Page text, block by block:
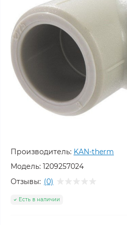
Производитель: KAN-therm
Модель: 1209257024
Отзывы: (0)
Есть в наличии